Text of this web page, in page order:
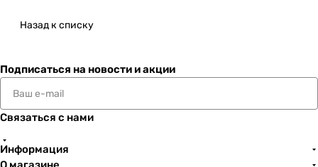
Назад к списку
Подписаться на новости и акции
Связаться с нами
Информация